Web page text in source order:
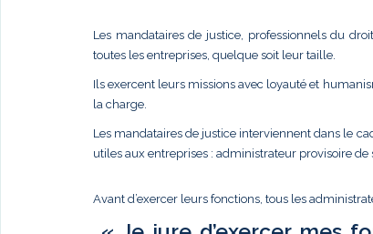
Les mandataires de justice, professionnels du
toutes les entreprises, quelque soit leur taille.
Ils exercent leurs missions avec loyauté et
la charge.
Les mandataires de justice interviennent dans le
utiles aux entreprises : administrateur provisoire de
Avant d’exercer leurs fonctions, tous les